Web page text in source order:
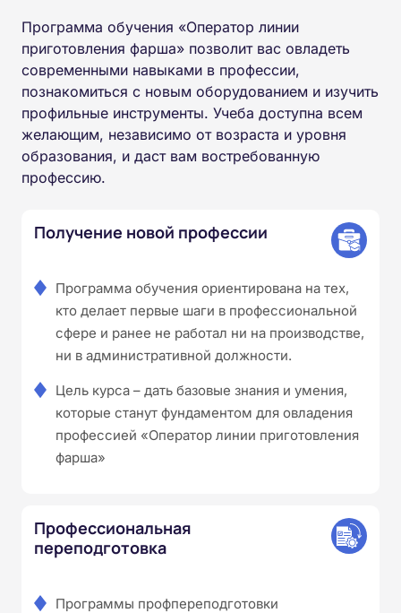
Программа обучения «Оператор линии
приготовления фарша» позволит вас овладеть
современными навыками в профессии,
познакомиться с новым оборудованием и изучить
профильные инструменты. Учеба доступна всем
желающим, независимо от возраста и уровня
образования, и даст вам востребованную
профессию.
Получение новой профессии
Программа обучения ориентирована на тех,
кто делает первые шаги в профессиональной
сфере и ранее не работал ни на производстве,
ни в административной должности.
Цель курса – дать базовые знания и умения,
которые станут фундаментом для овладения
профессией «Оператор линии приготовления
фарша»
Профессиональная
переподготовка
Программы профпереподготовки